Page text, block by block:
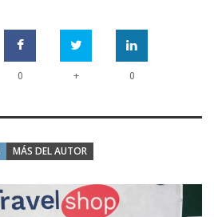
0 + 0
MÁS DEL AUTOR